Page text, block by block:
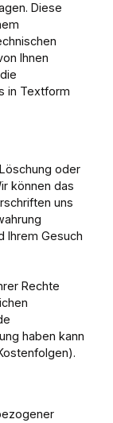
Diese
Ihnen
in Textform
oder
können das
uns
Ihrem Gesuch
Rechte
haben kann